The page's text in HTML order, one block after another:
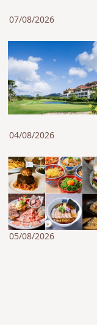
07/08/2026
04/08/2026
05/08/2026